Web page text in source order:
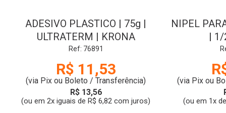
ADESIVO PLASTICO | 75g |
ULTRATERM | KRONA
Ref: 76891
R$ 11,53
(via Pix ou Boleto / Transferência)
R$ 13,56
(ou em 2x iguais de R$ 6,82 com juros)
NIPEL
| 1/
(via Pix ou
(ou em 1x